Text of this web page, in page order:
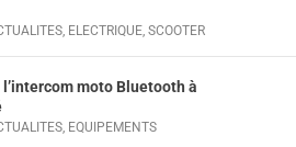
ELECTRIQUE SCOOTER
l’intercom moto Bluetooth à
EQUIPEMENTS